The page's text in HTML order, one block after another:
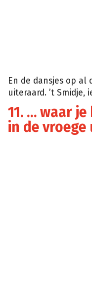
En de dansjes op al
uiteraard. ’t Smidje,
11. … waar
in de